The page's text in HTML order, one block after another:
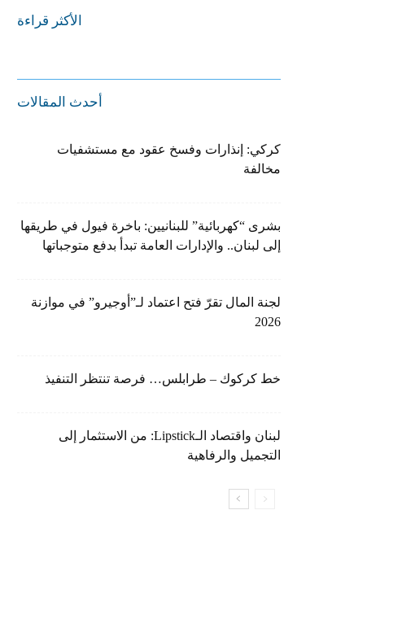
الأكثر قراءة
أحدث المقالات
كركي: إنذارات وفسخ عقود مع مستشفيات
مخالفة
بشرى “كهربائية” للبنانيين: باخرة فيول في طريقها
إلى لبنان.. والإدارات العامة تبدأ بدفع متوجباتها
لجنة المال تقرّ فتح اعتماد لـ”أوجيرو” في موازنة
2026
خط كركوك – طرابلس… فرصة تنتظر التنفيذ
لبنان واقتصاد الـLipstick: من الاستثمار إلى
التجميل والرفاهية